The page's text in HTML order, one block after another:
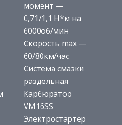
момент —
0,71/1,1 H*м на
6000об/мин
Скорость max —
60/80км/час
Система смазки
раздельная
Карбюратор
VM16SS
Электростартер